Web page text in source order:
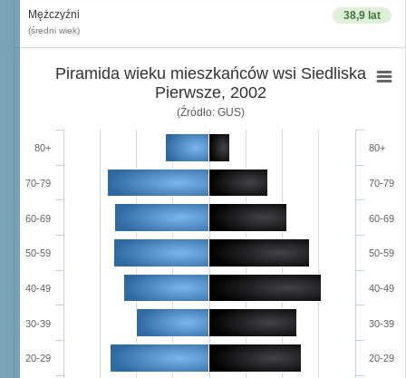
38,9 lat
Mężczyźni
(średni wiek)
Piramida wieku mieszkańców wsi Siedliska
Pierwsze, 2002
(Źródło: GUS)
20-29
30-39
40-49
50-59
60-69
70-79
80+
20-29
30-39
40-49
50-59
60-69
70-79
80+